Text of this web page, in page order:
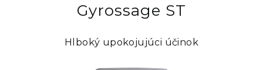
Gyrossage ST
Hlboký upokojujúci účinok